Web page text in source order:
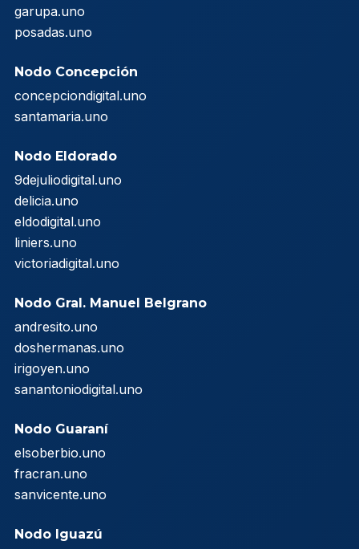
garupa.uno
posadas.uno
Nodo Concepción
concepciondigital.uno
santamaria.uno
Nodo Eldorado
9dejuliodigital.uno
delicia.uno
eldodigital.uno
liniers.uno
victoriadigital.uno
Nodo Gral. Manuel Belgrano
andresito.uno
doshermanas.uno
irigoyen.uno
sanantoniodigital.uno
Nodo Guaraní
elsoberbio.uno
fracran.uno
sanvicente.uno
Nodo Iguazú